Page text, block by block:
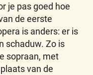
je pas goed hoe
de eerste
is anders: er is
schaduw. Zo is
sopraan, met
van de